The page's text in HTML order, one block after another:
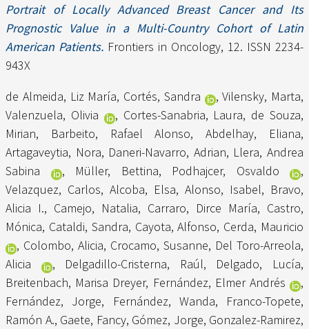
Portrait of Locally Advanced Breast Cancer and Its
Prognostic Value in a Multi-Country Cohort of Latin
American Patients. Frontiers in Oncology, 12. ISSN 2234-
943X
de Almeida, Liz María, Cortés, Sandra ,Vilensky, Marta,
Valenzuela, Olivia
, Cortes-Sanabria, Laura, de Souza,
Mirian, Barbeito, Rafael Alonso,Abdelhay, Eliana,
Artagaveytia, Nora, Daneri-Navarro, Adrian, Llera, Andrea
Sabina
, Müller, Bettina, Podhajcer, Osvaldo
,
Velazquez, Carlos, Alcoba, Elsa, Alonso, Isabel, Bravo,
Alicia I., Camejo, Natalia, Carraro, Dirce María, Castro,
Mónica, Cataldi, Sandra, Cayota, Alfonso, Cerda, Mauricio
, Colombo, Alicia, Crocamo, Susanne, Del Toro-Arreola,
Alicia
, Delgadillo-Cristerna, Raúl, Delgado, Lucía,
Breitenbach, Marisa Dreyer, Fernández, Elmer Andrés
,
Fernández, Jorge, Fernández, Wanda, Franco-Topete,
Ramón A., Gaete, Fancy, Gómez, Jorge, Gonzalez-Ramirez,